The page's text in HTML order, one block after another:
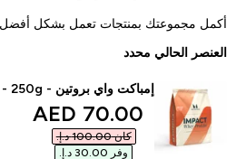
أكمل مجموعتك بمنتجات تعمل بشكل أفضل
العنصر الحالي محدد
إمباكت واي بروتين - 250g - تمر بالكراميل
price
70.00 AED‎
كان ‏100.00 د.إ.‏‎
وفر ‏30.00 د.إ.‏‎